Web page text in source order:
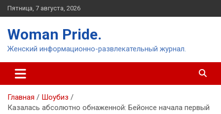
Перейти
к
Пятница, 7 августа, 2026
Woman Pride.
Женский информационно-развлекательный журнал.
Главная
Шоубиз
Казалась абсолютно обнаженной: Бейонсе начала первый